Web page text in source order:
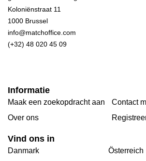
Koloniënstraat 11
1000 Brussel
info@matchoffice.com
(+32) 48 020 45 09
Informatie
Maak een zoekopdracht aan
Over ons
Contact
Vind ons in
Danmark
Österreich